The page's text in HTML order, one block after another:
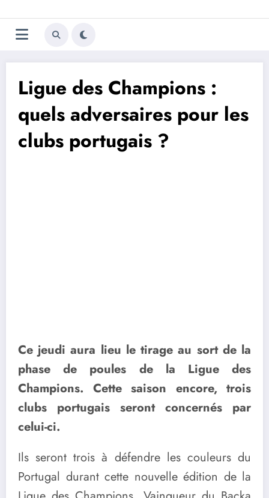
au
contenu
Trivela
L'actualité du football
Ligue des Champions :
quels adversaires pour les
clubs portugais ?
Ce jeudi aura lieu le tirage au sort de la
phase de poules de la Ligue des
Champions. Cette saison encore, trois
clubs portugais seront concernés par
celui-ci.
Ils seront trois à défendre les couleurs du
Portugal durant cette nouvelle édition de la